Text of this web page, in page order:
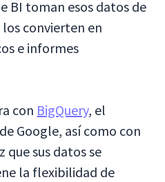
BI toman esos datos de
convierten en
e informes
con BigQuery, el
Google, así como con
que sus datos se
la flexibilidad de